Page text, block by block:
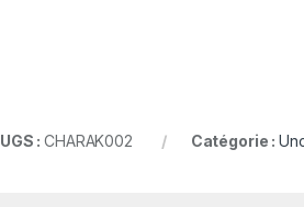
UGS :CHARAK002 Catégorie :